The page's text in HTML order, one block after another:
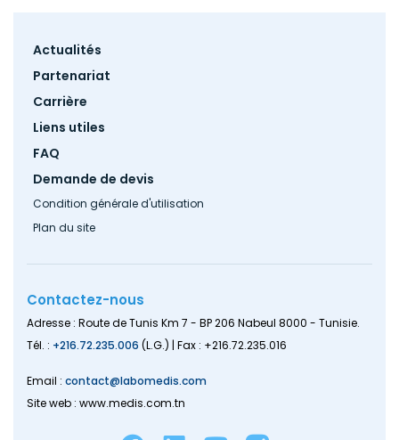
Footer
Actualités
Partenariat
Carrière
Liens utiles
FAQ
Demande de devis
Condition générale d'utilisation
Plan du site
Contactez-nous
Adresse : Route de Tunis Km 7 - BP 206 Nabeul 8000 - Tunisie.
Tél. : +216.72.235.006 (L.G.) | Fax : +216.72.235.016
Email : contact@labomedis.com
Site web : www.medis.com.tn